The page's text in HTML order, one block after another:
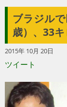
ブラジル
歳）、33
2015年 10月 20日
ツイート